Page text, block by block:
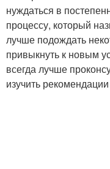
нуждаться в
процессу, который
лучше подождать
привыкнуть к новым
всегда лучше
изучить